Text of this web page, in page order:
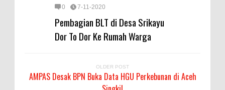
0 7-11-2020
Pembagian BLT di Desa Srikayu
Dor To Dor Ke Rumah Warga
OLDER POST
AMPAS Desak BPN Buka Data HGU Perkebunan di Aceh